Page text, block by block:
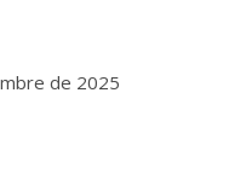
de 2025